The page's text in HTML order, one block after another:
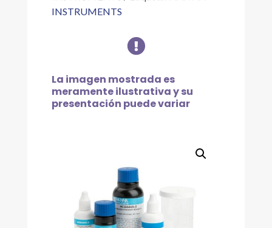
H?
O?),
POR
TITULACIÓN,
100
INSTRUMENTS

La imagen mostrada es
meramente ilustrativa y su
presentación puede variar